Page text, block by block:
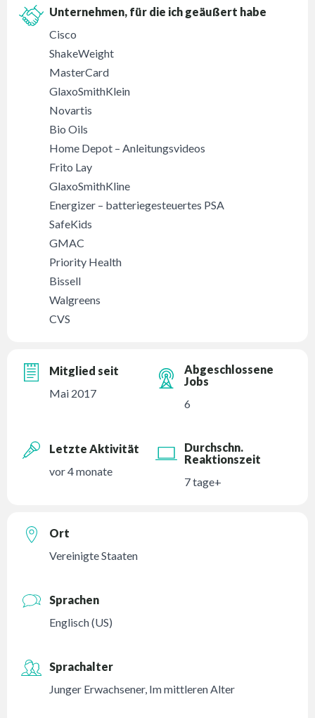
Unternehmen, für die ich geäußert habe
Cisco
ShakeWeight
MasterCard
GlaxoSmithKlein
Novartis
Bio Oils
Home Depot – Anleitungsvideos
Frito Lay
GlaxoSmithKline
Energizer – batteriegesteuertes PSA
SafeKids
GMAC
Priority Health
Bissell
Walgreens
CVS
Mitglied seit
Mai 2017
Abgeschlossene
Jobs
6
Letzte Aktivität
vor 4 monate
Durchschn.
Reaktionszeit
7 tage+
Ort
Vereinigte Staaten
Sprachen
Englisch (US)
Sprachalter
Junger Erwachsener, Im mittleren Alter